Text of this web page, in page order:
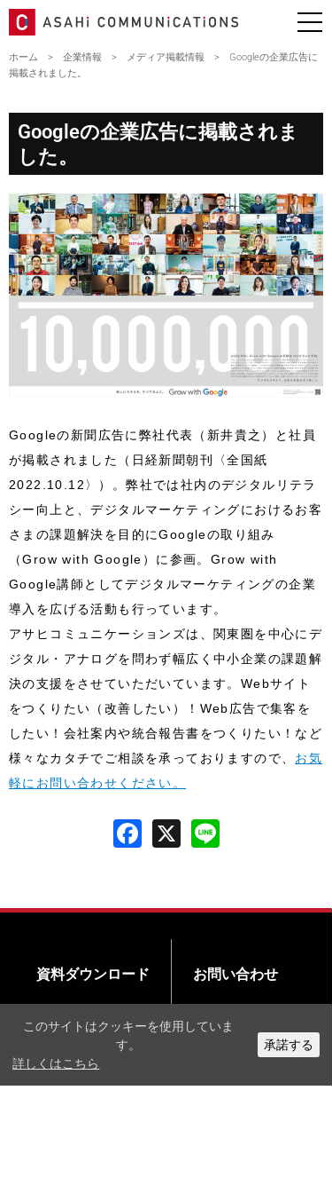
ホーム > 企業情報 > メディア掲載情報 > Googleの企業広告に
掲載されました。
Googleの企業広告に掲載されま
した。
Googleの新聞広告に弊社代表（新井貴之）と社員
が掲載されました（日経新聞朝刊〈全国紙
2022.10.12〉）。弊社では社内のデジタルリテラ
シー向上と、デジタルマーケティングにおけるお客
さまの課題解決を目的にGoogleの取り組み
（Grow with Google）に参画。Grow with
Google講師としてデジタルマーケティングの企業
導入を広げる活動も行っています。
アサヒコミュニケーションズは、関東圏を中心にデ
ジタル・アナログを問わず幅広く中小企業の課題解
決の支援をさせていただいています。Webサイト
をつくりたい（改善したい）！Web広告で集客を
したい！会社案内や統合報告書をつくりたい！など
様々なカタチでご相談を承っておりますので、 お気
軽にお問い合わせください。
資料ダウンロード お問い合わせ
このサイトはクッキーを使用していま
す。
承諾する
詳しくはこちら